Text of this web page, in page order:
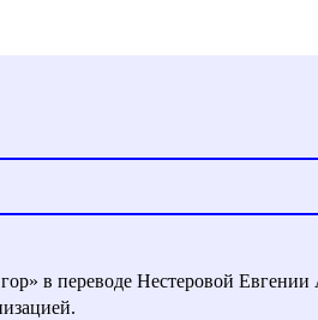
в переводе Нестеровой